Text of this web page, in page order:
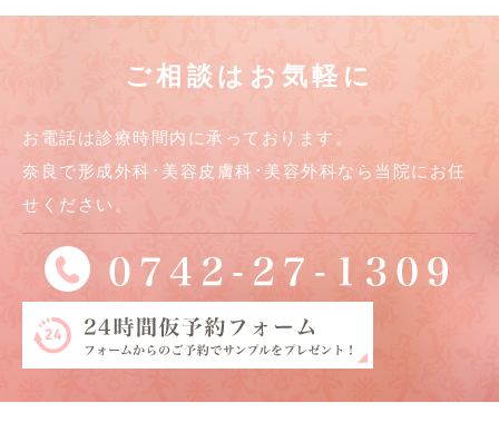
ご相談はお気軽に
お電話は診療時間内に承っております。
奈良で形成外科･美容皮膚科･美容外科なら当院にお任
せください。